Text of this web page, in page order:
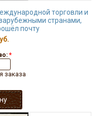
торговли и
странами,
почту
*
заказа